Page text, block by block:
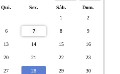
Qui. Sex. Sáb.
Dom.
1
2
6 7 8 9
13 14 15 16
20 21 22 23
27 28 29 30